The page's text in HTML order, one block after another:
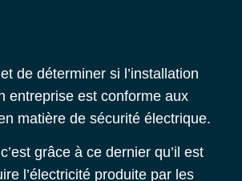
de déterminer si l’installation
entreprise est conforme aux
matière de sécurité électrique.
grâce à ce dernier qu’il est
l’électricité produite par les